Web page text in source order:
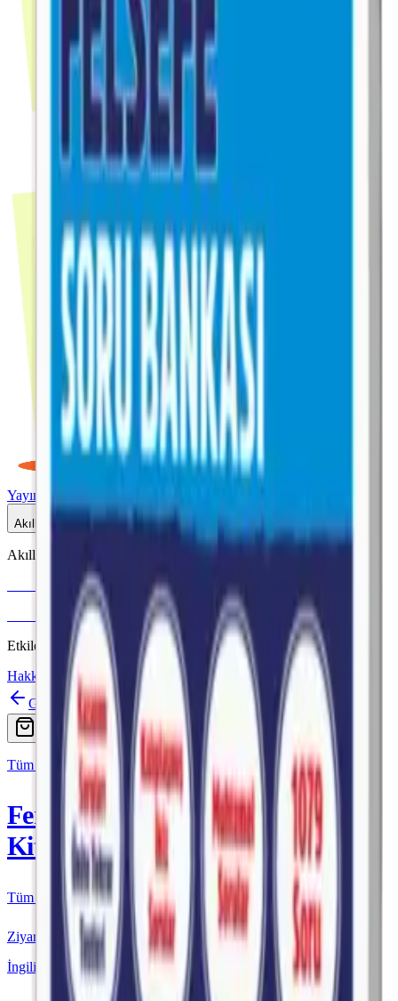
Yayınlar
Akıllı Tahta
Akıllı Tahta Uyumlu
Fenomen Okul
More & More
Etkileşimli içerik · Video destekli anlatım · MEB uyumlu
Hakkımızda İletişim
Geri
Ara
Online Satış
Tüm Yayınlar
Fenomen
Kitap
Tüm Kurmay yayınları için resmi satış
Ziyaret Et
İngilizce